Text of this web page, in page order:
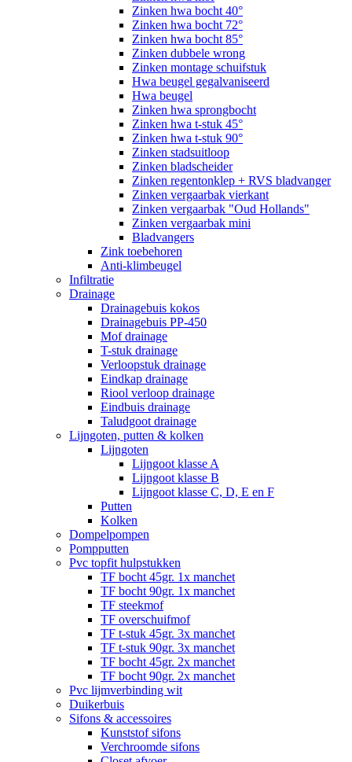
Zinken hwa bocht 40°
Zinken hwa bocht 72°
Zinken hwa bocht 85°
Zinken dubbele wrong
Zinken montage schuifstuk
Hwa beugel gegalvaniseerd
Hwa beugel
Zinken hwa sprongbocht
Zinken hwa t-stuk 45°
Zinken hwa t-stuk 90°
Zinken stadsuitloop
Zinken bladscheider
Zinken regentonklep + RVS bladvanger
Zinken vergaarbak vierkant
Zinken vergaarbak "Oud Hollands"
Zinken vergaarbak mini
Bladvangers
Zink toebehoren
Anti-klimbeugel
Infiltratie
Drainage
Drainagebuis kokos
Drainagebuis PP-450
Mof drainage
T-stuk drainage
Verloopstuk drainage
Eindkap drainage
Riool verloop drainage
Eindbuis drainage
Taludgoot drainage
Lijngoten, putten & kolken
Lijngoten
Lijngoot klasse A
Lijngoot klasse B
Lijngoot klasse C, D, E en F
Putten
Kolken
Dompelpompen
Pompputten
Pvc topfit hulpstukken
TF bocht 45gr. 1x manchet
TF bocht 90gr. 1x manchet
TF steekmof
TF overschuifmof
TF t-stuk 45gr. 3x manchet
TF t-stuk 90gr. 3x manchet
TF bocht 45gr. 2x manchet
TF bocht 90gr. 2x manchet
Pvc lijmverbinding wit
Duikerbuis
Sifons & accessoires
Kunststof sifons
Verchroomde sifons